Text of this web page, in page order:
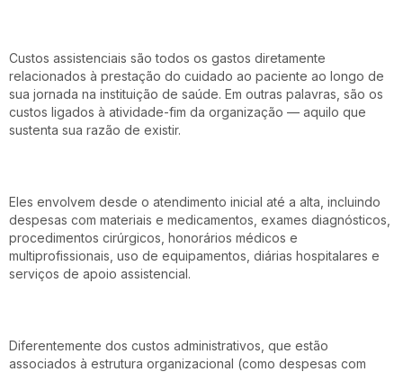
Custos assistenciais são todos os gastos diretamente
relacionados à prestação do cuidado ao paciente ao longo de
sua jornada na instituição de saúde. Em outras palavras, são os
custos ligados à atividade-fim da organização — aquilo que
sustenta sua razão de existir.
Eles envolvem desde o atendimento inicial até a alta, incluindo
despesas com materiais e medicamentos, exames diagnósticos,
procedimentos cirúrgicos, honorários médicos e
multiprofissionais, uso de equipamentos, diárias hospitalares e
serviços de apoio assistencial.
Diferentemente dos custos administrativos, que estão
associados à estrutura organizacional (como despesas com